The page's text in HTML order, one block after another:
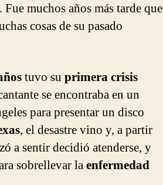
muchos años más tarde que
cosas de su pasado
tuvo su primera crisis
se encontraba en un
para presentar un disco
, el desastre vino y, a partir
a sentir decidió atenderse, y
sobrellevar laenfermedad